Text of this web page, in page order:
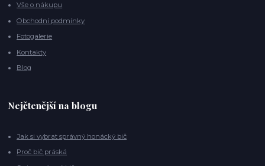
Vše o nákupu
Obchodní podmínky
Fotogalerie
Kontakty
Blog
Nejčtenější na blogu
Jak si vybrat správný honácký bič
Proč bič práská